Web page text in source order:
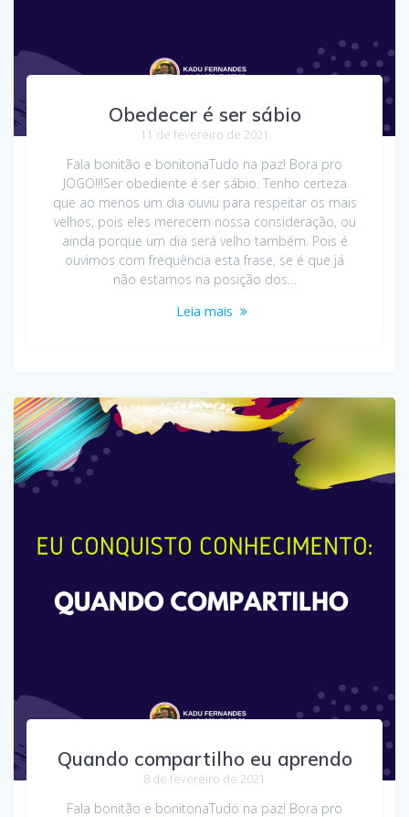
Obedecer é ser sábio
11 de fevereiro de 2021
Fala bonitão e bonitonaTudo na paz! Bora pro
JOGO!!!Ser obediente é ser sábio. Tenho certeza
que ao menos um dia ouviu para respeitar os mais
velhos, pois eles merecem nossa consideração, ou
ainda porque um dia será velho também. Pois é
ouvimos com frequência esta frase, se é que já
não estamos na posição dos…
Leia mais
Quando compartilho eu aprendo
8 de fevereiro de 2021
Fala bonitão e bonitonaTudo na paz! Bora pro